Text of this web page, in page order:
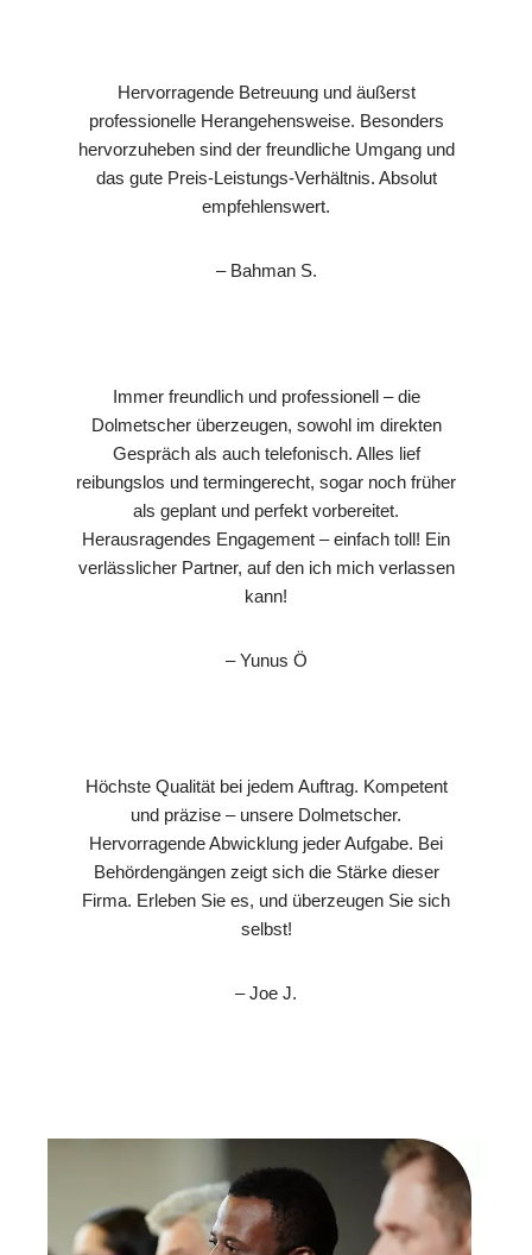
Hervorragende Betreuung und äußerst
professionelle Herangehensweise. Besonders
hervorzuheben sind der freundliche Umgang und
das gute Preis-Leistungs-Verhältnis. Absolut
empfehlenswert.
– Bahman S.
Immer freundlich und professionell – die
Dolmetscher überzeugen, sowohl im direkten
Gespräch als auch telefonisch. Alles lief
reibungslos und termingerecht, sogar noch früher
als geplant und perfekt vorbereitet.
Herausragendes Engagement – einfach toll! Ein
verlässlicher Partner, auf den ich mich verlassen
kann!
– Yunus Ö
Höchste Qualität bei jedem Auftrag. Kompetent
und präzise – unsere Dolmetscher.
Hervorragende Abwicklung jeder Aufgabe. Bei
Behördengängen zeigt sich die Stärke dieser
Firma. Erleben Sie es, und überzeugen Sie sich
selbst!
– Joe J.